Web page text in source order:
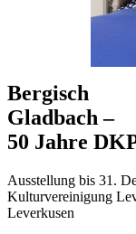
Bergisch
Gladbach –
50 Jahre
Ausstellung bis 31.
Kulturvereinigung
Leverkusen